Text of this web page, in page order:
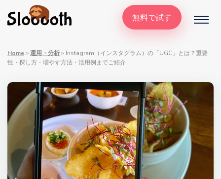
無料で試す
Home＞運用・分析＞ Instagram（インスタグラム）の「UGC」とは？重要
性・探し方・増やす方法・活用例までご紹介